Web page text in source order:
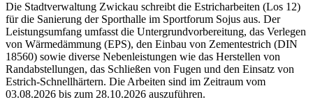
Die Stadtverwaltung Zwickau schreibt die Estricharbeiten (Los 12)
für die Sanierung der Sporthalle im Sportforum Sojus aus. Der
Leistungsumfang umfasst die Untergrundvorbereitung, das Verlegen
von Wärmedämmung (EPS), den Einbau von Zementestrich (DIN
18560) sowie diverse Nebenleistungen wie das Herstellen von
Randabstellungen, das Schließen von Fugen und den Einsatz von
Estrich-Schnellhärtern. Die Arbeiten sind im Zeitraum vom
03.08.2026 bis zum 28.10.2026 auszuführen.